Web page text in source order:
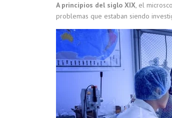
A principios del siglo XIX, el
problemas que estaban siendo